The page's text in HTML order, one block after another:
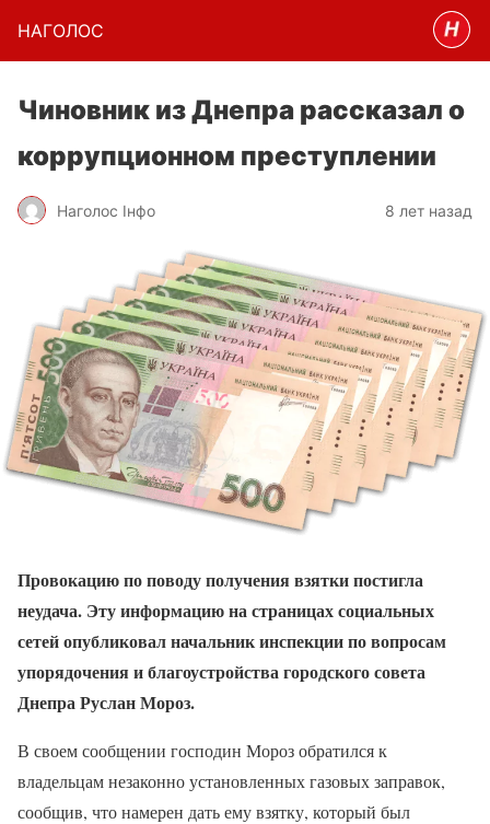
НАГОЛОC
Чиновник из Днепра рассказал о
коррупционном преступлении
Наголос Інфо 8 лет назад
Провокацию по поводу получения взятки постигла
неудача. Эту информацию на страницах социальных
сетей опубликовал начальник инспекции по вопросам
упорядочения и благоустройства городского совета
Днепра Руслан Мороз.
В своем сообщении господин Мороз обратился к
владельцам незаконно установленных газовых заправок,
сообщив, что намерен дать ему взятку, который был